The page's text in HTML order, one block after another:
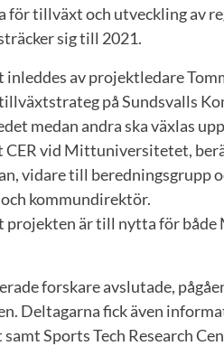
för tillväxt och utveckling av
sig till 2021.
av projektledare
på Sundsvalls
medan andra ska växlas
CER vid Mittuniversitetet,
vidare till
kommundirektör.
projekten är till nytta för
forskare avslutade,
Deltagarna fick även
Sports Tech Research